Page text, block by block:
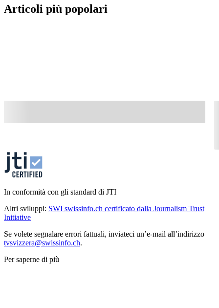
Articoli più popolari
In conformità con gli standard di JTI
Altri sviluppi: SWI swissinfo.ch certificato dalla Journalism Trust
Initiative
Se volete segnalare errori fattuali, inviateci un’e-mail all’indirizzo
tvsvizzera@swissinfo.ch.
Per saperne di più